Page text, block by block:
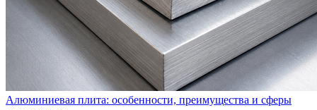
Алюминиевая плита: особенности, преимущества и сферы